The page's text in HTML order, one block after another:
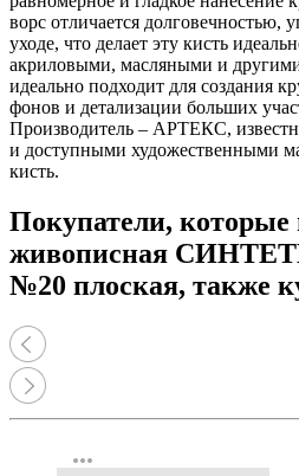
ворс отличается долговечностью,
уходе, что делает эту кисть
акриловыми, масляными и
идеально подходит для создания
фонов и детализации больших
Производитель – АРТЕКС,
и доступными художественными
кисть.
Покупатели, которые
живописная
№20 плоская, также
more_horiz